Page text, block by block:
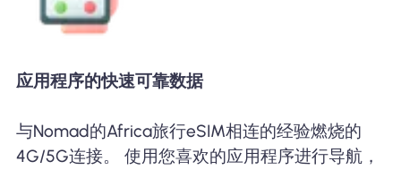
应用程序的快速可靠数据
与Nomad的Africa旅行eSIM相连的经验燃烧的
4G/5G连接。 使用您喜欢的应用程序进行导航，